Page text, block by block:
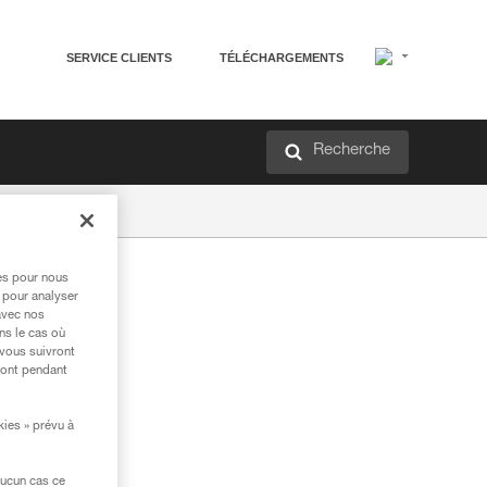
SERVICE CLIENTS TÉLÉCHARGEMENTS
Recherche
pour nous
analyser
nos
le cas où
suivront
pendant
» prévu à
cas ce